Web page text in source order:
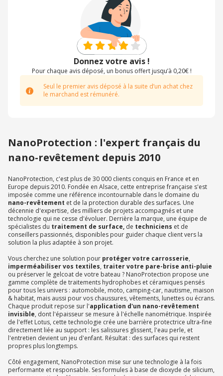
Donnez votre avis !
Pour chaque avis déposé, un bonus offert jusqu’à 0,20€ !
Seul le premier avis déposé à la suite d’un achat chez
le marchand est rémunéré.
NanoProtection : l'expert français du
nano-revêtement depuis 2010
NanoProtection, c'est plus de 30 000 clients conquis en France et en
Europe depuis 2010. Fondée en Alsace, cette entreprise française s'est
imposée comme une référence incontournable dans le domaine du
nano-revêtement et de la protection durable des surfaces. Une
décennie d'expertise, des milliers de projets accompagnés et une
technologie qui ne cesse d'évoluer. Derrière la marque, une équipe de
spécialistes du traitement de surface, de techniciens et de
conseillers passionnés, disponibles pour guider chaque client vers la
solution la plus adaptée à son projet.
Vous cherchez une solution pour protéger votre carrosserie,
imperméabiliser vos textiles, traiter votre pare-brise anti-pluie
ou préserver le gelcoat de votre bateau ? NanoProtection propose une
gamme complète de traitements hydrophobes et céramiques pensés
pour tous les univers : automobile, moto, camping-car, nautisme, maison
& habitat, mais aussi pour vos chaussures, vêtements, lunettes ou écrans.
Chaque produit repose sur l'application d'un nano-revêtement
invisible, dont l'épaisseur se mesure à l'échelle nanométrique. Inspirée
de l'effet Lotus, cette technologie crée une barrière protectrice ultra-fine
directement liée au support : les salissures glissent, l'eau perle, et
l'entretien devient un jeu d'enfant. Résultat : des surfaces qui restent
propres plus longtemps.
Côté engagement, NanoProtection mise sur une technologie à la fois
performante et responsable. Ses formules à base de dioxyde de silicium,